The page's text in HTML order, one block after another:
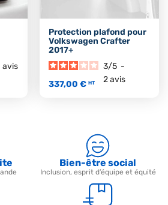
avis
Protection plafond pour
Volkswagen Crafter
2017+
3/5 -
2avis
337,00 € HT
Bien-être social
Inclusion, esprit d’équipe et équité